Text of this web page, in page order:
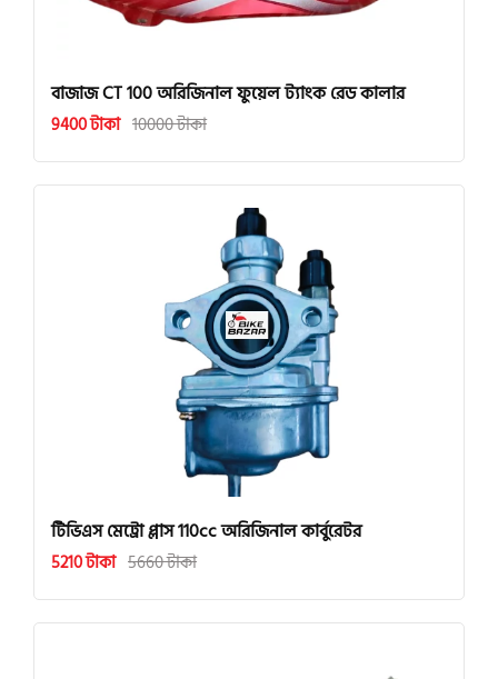
বাজাজ CT 100 অরিজিনাল ফুয়েল ট্যাংক রেড কালার
9400 টাকা 10000 টাকা
টিভিএস মেট্রো প্লাস 110cc অরিজিনাল কার্বুরেটর
5210 টাকা 5660 টাকা